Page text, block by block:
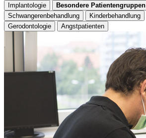
Implantologie
Besondere Patientengruppen
Schwangerenbehandlung
Kinderbehandlung
Gerodontologie
Angstpatienten